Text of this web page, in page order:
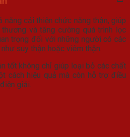
cải thiện chức năng thận, giúp
và tăng cường quá trình lọc
trọng đối với những người có các
suy thận hoặc viêm thận.
tốt không chỉ giúp loại bỏ các chất
cách hiệu quả mà còn hỗ trợ điều
giải.